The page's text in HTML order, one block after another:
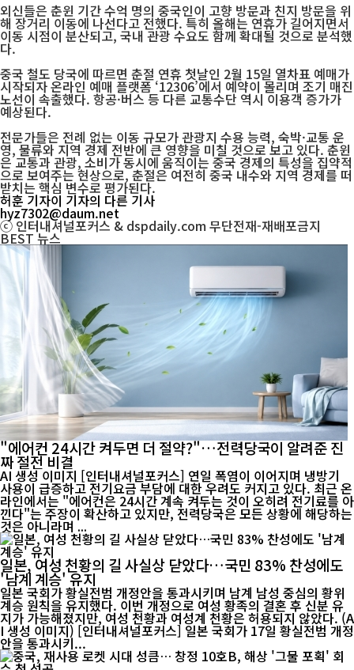
외신들은 춘윈 기간 수억 명의 중국인이 고향 방문과 친지 방문을 위
해 장거리 이동에 나선다고 전했다. 특히 올해는 연휴가 길어지면서
이동 시점이 분산되고, 국내 관광 수요도 함께 확대될 것으로 분석했
다.
중국 철도 당국에 따르면 춘절 연휴 첫날인 2월 15일 열차표 예매가
시작되자 온라인 예매 플랫폼 ‘12306’에서 예약이 몰리며 조기 매진
노선이 속출했다. 항공·버스 등 다른 교통수단 역시 이용객 증가가
예상된다.
전문가들은 전례 없는 이동 규모가 관광지 수용 능력, 숙박·교통 운
영, 물류와 지역 경제 전반에 큰 영향을 미칠 것으로 보고 있다. 춘윈
은 교통과 관광, 소비가 동시에 움직이는 중국 경제의 특성을 집약적
으로 보여주는 현상으로, 춘절은 여전히 중국 내수와 지역 경제를 떠
받치는 핵심 변수로 평가된다.
허훈 기자이 기자의 다른 기사
hyz7302@daum.net
ⓒ 인터내셔널포커스 & dspdaily.com 무단전재-재배포금지
BEST뉴스
"에어컨 24시간 켜두면 더 절약?"…전력당국이 알려준 진
짜 절전 비결
AI 생성 이미지 [인터내셔널포커스] 연일 폭염이 이어지며 냉방기
사용이 급증하고 전기요금 부담에 대한 우려도 커지고 있다. 최근 온
라인에서는 "에어컨은 24시간 계속 켜두는 것이 오히려 전기료를 아
낀다"는 주장이 확산하고 있지만, 전력당국은 모든 상황에 해당하는
것은 아니라며 ...
일본, 여성 천황의 길 사실상 닫았다…국민 83% 찬성에도
'남계 계승' 유지
일본 국회가 황실전범 개정안을 통과시키며 남계 남성 중심의 황위
계승 원칙을 유지했다. 이번 개정으로 여성 황족의 결혼 후 신분 유
지가 가능해졌지만, 여성 천황과 여성계 천황은 허용되지 않았다. (A
I 생성 이미지) [인터내셔널포커스] 일본 국회가 17일 황실전범 개정
안을 통과시키...